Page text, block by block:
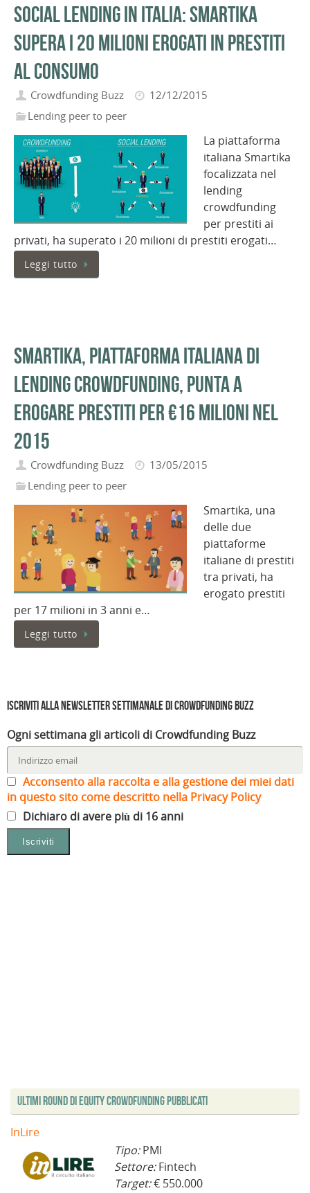
Social Lending in Italia: Smartika
supera i 20 milioni erogati in prestiti
al consumo
Crowdfunding Buzz
12/12/2015
Lending peer to peer
La piattaforma
italiana Smartika
focalizzata nel
lending
crowdfunding
per prestiti ai
privati, ha superato i 20 milioni di prestiti erogati…
Leggi tutto
Smartika, piattaforma italiana di
lending crowdfunding, punta a
erogare prestiti per €16 milioni nel
2015
Crowdfunding Buzz
13/05/2015
Lending peer to peer
Smartika, una
delle due
piattaforme
italiane di prestiti
tra privati, ha
erogato prestiti
per 17 milioni in 3 anni e…
Leggi tutto
Iscriviti alla Newsletter settimanale di Crowdfunding Buzz
Ogni settimana gli articoli di Crowdfunding Buzz
Acconsento alla raccolta e alla gestione dei miei dati
in questo sito come descritto nella Privacy Policy
Dichiaro di avere più di 16 anni
Ultimi Round di Equity Crowdfunding Pubblicati
InLire
Tipo:PMI
Settore:Fintech
Target:€ 550.000